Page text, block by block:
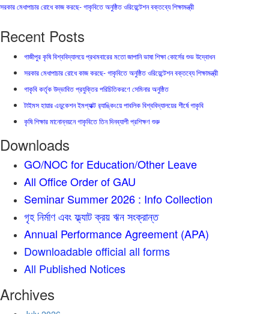
সরকার মেধাপাচার রোধে কাজ করছে- গাকৃবিতে অনুষ্ঠিত ওরিয়েন্টেশন বক্তব্যে শিক্ষামন্ত্রী
Recent Posts
গাজীপুর কৃষি বিশ্ববিদ্যালয়ে প্রথমবারের মতো জাপানি ভাষা শিক্ষা কোর্সের শুভ উদ্বোধন
সরকার মেধাপাচার রোধে কাজ করছে- গাকৃবিতে অনুষ্ঠিত ওরিয়েন্টেশন বক্তব্যে শিক্ষামন্ত্রী
গাকৃবি কর্তৃক উদ্ভাবিত প্রযুক্তির পরিচিতিকরণে সেমিনার অনুষ্ঠিত
টাইমস হায়ার এডুকেশন ইমপ্যাক্ট র‍্যাঙ্কিংয়ে পাবলিক বিশ্ববিদ্যালয়ের শীর্ষে গাকৃবি
কৃষি শিক্ষার মানোন্নয়নে গাকৃবিতে তিন দিনব্যাপী প্রশিক্ষণ শুরু
Downloads
GO/NOC for Education/Other Leave
All Office Order of GAU
Seminar Summer 2026 : Info Collection
গৃহ নির্মাণ এবং ফ্ল্যাট ক্রয় ঋন সংক্রান্ত
Annual Performance Agreement (APA)
Downloadable official all forms
All Published Notices
Archives